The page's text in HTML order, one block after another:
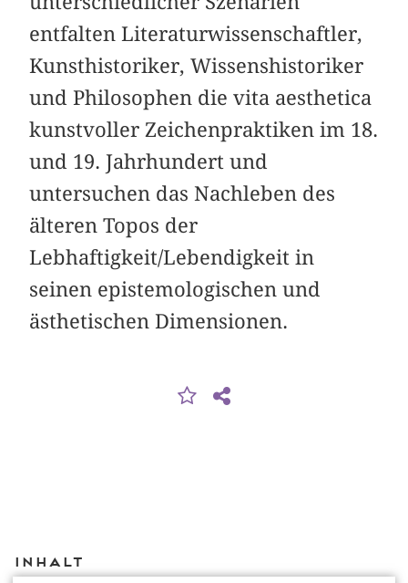
entfalten Literaturwissenschaftler,
Kunsthistoriker, Wissenshistoriker
und Philosophen die vita aesthetica
kunstvoller Zeichenpraktiken im 18.
und 19. Jahrhundert und
untersuchen das Nachleben des
älteren Topos der
Lebhaftigkeit/Lebendigkeit in
seinen epistemologischen und
ästhetischen Dimensionen.
Inhalt